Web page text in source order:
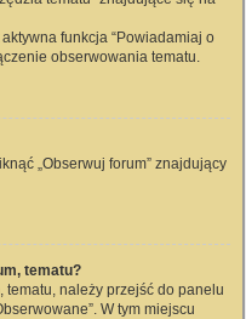
funkcja “Powiadamiaj o
obserwowania tematu.
„Obserwuj forum” znajdujący
tematu?
tematu, należy przejść do panelu
W tym miejscu